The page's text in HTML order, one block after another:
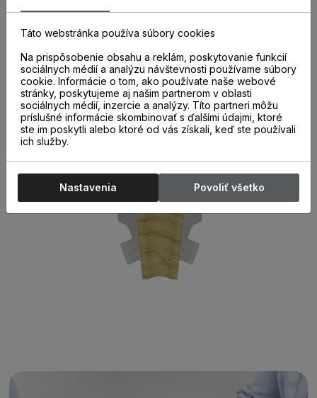
správne a kvalitne nainštalovaných parketových líšt. Ich
použitie nielen urýchľuje montáž líšt, ale aj chráni miesta
Táto webstránka používa súbory cookies
Na prispôsobenie obsahu a reklám, poskytovanie funkcií
sociálnych médií a analýzu návštevnosti používame súbory
cookie. Informácie o tom, ako používate naše webové
stránky, poskytujeme aj našim partnerom v oblasti
sociálnych médií, inzercie a analýzy. Títo partneri môžu
príslušné informácie skombinovať s ďalšími údajmi, ktoré
ste im poskytli alebo ktoré od vás získali, keď ste používali
ich služby.
Nastavenia Povoliť všetko